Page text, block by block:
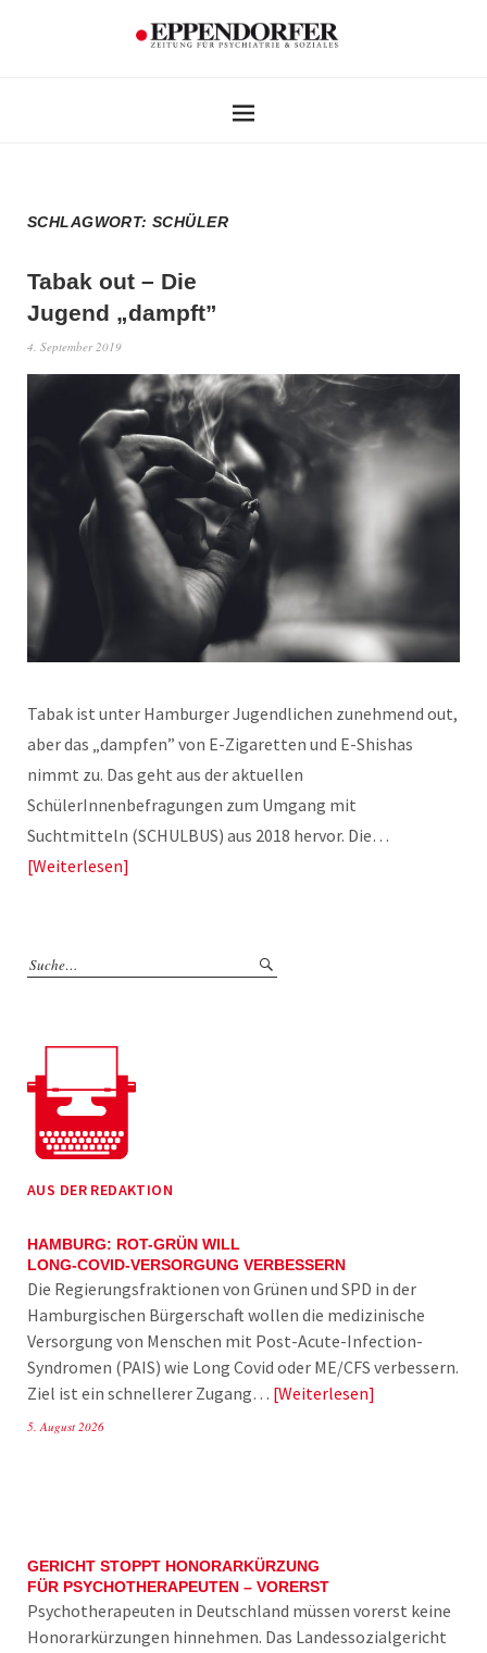
SCHLAGWORT:SCHÜLER
Tabak out – Die
Jugend „dampft”
4. September 2019
Tabak ist unter Hamburger Jugendlichen zunehmend out,
aber das „dampfen” von E-Zigaretten und E-Shishas
nimmt zu. Das geht aus der aktuellen
SchülerInnenbefragungen zum Umgang mit
Suchtmitteln (SCHULBUS) aus 2018 hervor. Die…
Weiterlesen
AUS DER REDAKTION
HAMBURG: ROT-GRÜN WILL
LONG-COVID-VERSORGUNG VERBESSERN
Die Regierungsfraktionen von Grünen und SPD in der
Hamburgischen Bürgerschaft wollen die medizinische
Versorgung von Menschen mit Post-Acute-Infection-
Syndromen (PAIS) wie Long Covid oder ME/CFS verbessern.
Ziel ist ein schnellerer Zugang… Weiterlesen
5. August 2026
GERICHT STOPPT HONORARKÜRZUNG
FÜR PSYCHOTHERAPEUTEN – VORERST
Psychotherapeuten in Deutschland müssen vorerst keine
Honorarkürzungen hinnehmen. Das Landessozialgericht